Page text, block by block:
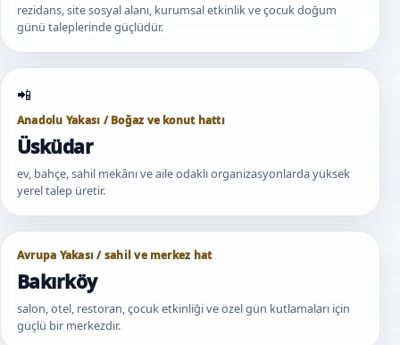
rezidans, site sosyal alanı, kurumsal etkinlik ve çocuk doğum
günü taleplerinde güçlüdür.
Anadolu Yakası / Boğaz ve konut hattı
Üsküdar
ev, bahçe, sahil mekânı ve aile odaklı organizasyonlarda yüksek
yerel talep üretir.
Avrupa Yakası / sahil ve merkez hat
Bakırköy
salon, otel, restoran, çocuk etkinliği ve özel gün kutlamaları için
güçlü bir merkezdir.